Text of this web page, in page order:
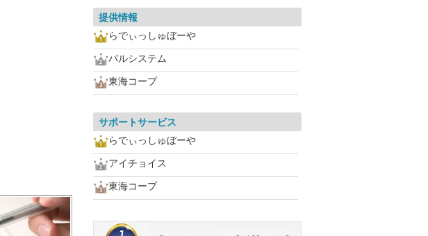
提供情報
らでぃっしゅぼーや
パルシステム
東海コープ
サポートサービス
らでぃっしゅぼーや
アイチョイス
東海コープ